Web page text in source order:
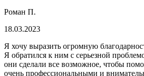
Роман П.
18.03.2023
Я хочу выразить огромную
Я обратился к ним с серьезной
они сделали все возможное, чтобы
очень профессиональными и